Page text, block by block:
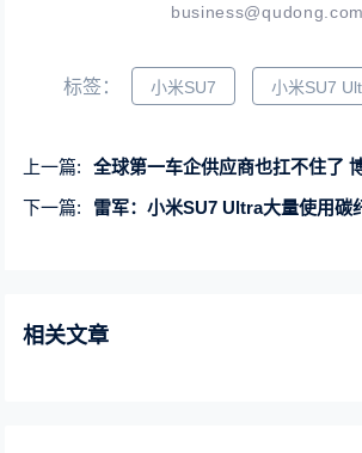
business@qudong.com
标签： 小米SU7 小米SU7
上一篇:
全球第一车企供应商也扛不住了
下一篇:
雷军：小米SU7 Ultra大量使用碳纤
相关文章